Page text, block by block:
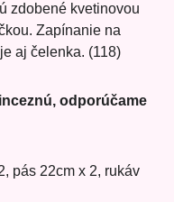
zdobené kvetinovou
Zapínanie na
aj čelenka. (118)
odporúčame
pás 22cm x 2, rukáv